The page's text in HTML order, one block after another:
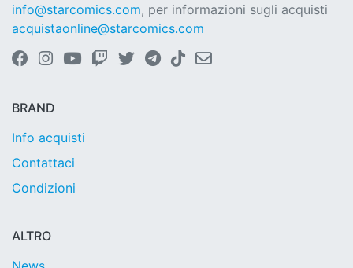
info@starcomics.com, per informazioni sugli acquisti
acquistaonline@starcomics.com
BRAND
Info acquisti
Contattaci
Condizioni
ALTRO